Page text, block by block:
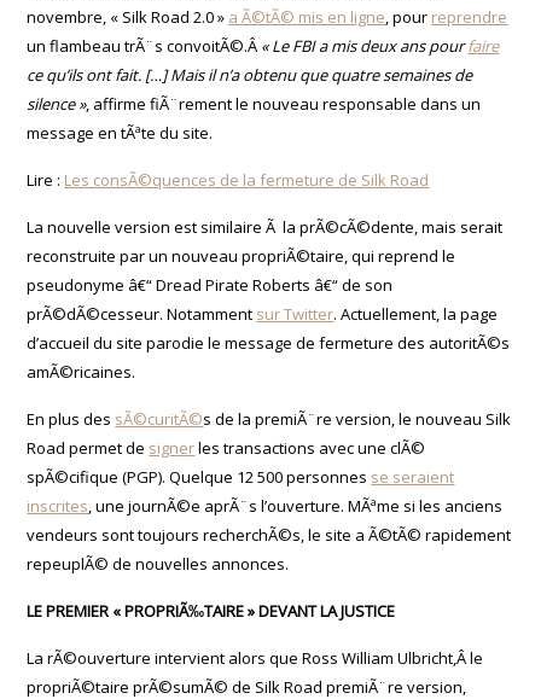
novembre, « Silk Road 2.0 » a Ã©tÃ© mis en ligne, pour reprendre
un flambeau trÃ¨s convoitÃ©.Â « Le FBI a mis deux ans pourfaire
ce qu’ils ont fait. […] Mais il n’a obtenu que quatre semaines de
silence », affirme fiÃ¨rement le nouveau responsable dans un
message en tÃªte du site.
Lire : Les consÃ©quences de la fermeture de Silk Road
La nouvelle version est similaire Ã la prÃ©cÃ©dente, mais serait
reconstruite par un nouveau propriÃ©taire, qui reprend le
pseudonyme â€“ Dread Pirate Roberts â€“ de son
prÃ©dÃ©cesseur. Notamment sur Twitter. Actuellement, la page
d’accueil du site parodie le message de fermeture des autoritÃ©s
amÃ©ricaines.
En plus des sÃ©curitÃ©s de la premiÃ¨re version, le nouveau Silk
Road permet de signerles transactions avec une clÃ©
spÃ©cifique (PGP). Quelque 12 500 personnes se seraient
inscrites, une journÃ©e aprÃ¨s l’ouverture. MÃªme si les anciens
vendeurs sont toujours recherchÃ©s, le site a Ã©tÃ© rapidement
repeuplÃ© de nouvelles annonces.
LE PREMIER « PROPRIÃ‰TAIRE » DEVANT LA JUSTICE
La rÃ©ouverture intervient alors que Ross William Ulbricht,Â le
propriÃ©taire prÃ©sumÃ© de Silk Road premiÃ¨re version,